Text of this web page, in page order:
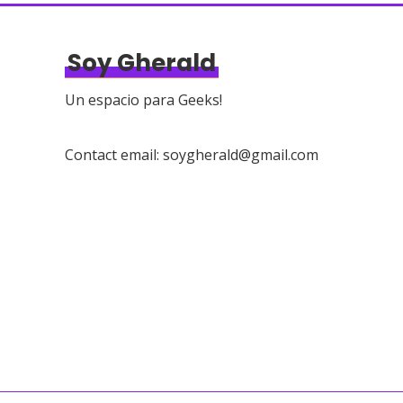
Soy Gherald
Un espacio para Geeks!
Contact email: soygherald@gmail.com